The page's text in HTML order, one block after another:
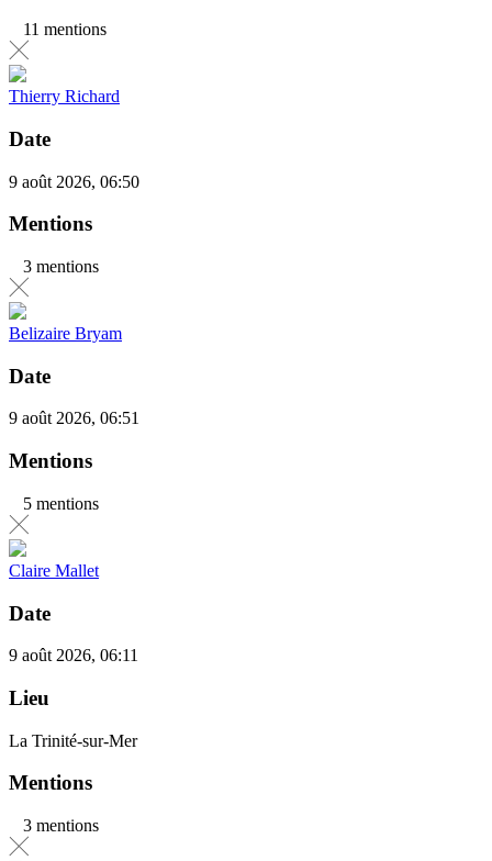
11 mentions
Thierry Richard
Date
9 août 2026, 06:50
Mentions
3 mentions
Belizaire Bryam
Date
9 août 2026, 06:51
Mentions
5 mentions
Claire Mallet
Date
9 août 2026, 06:11
Lieu
La Trinité-sur-Mer
Mentions
3 mentions